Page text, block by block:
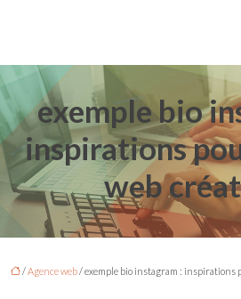
exemple bio
inspirations
web
/Agence web/ exemple bio instagram : inspirations